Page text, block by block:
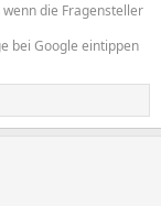
die Fragensteller
bei Google eintippen